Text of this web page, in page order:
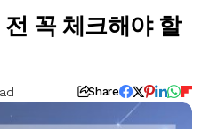
꼭 체크해야 할
Share